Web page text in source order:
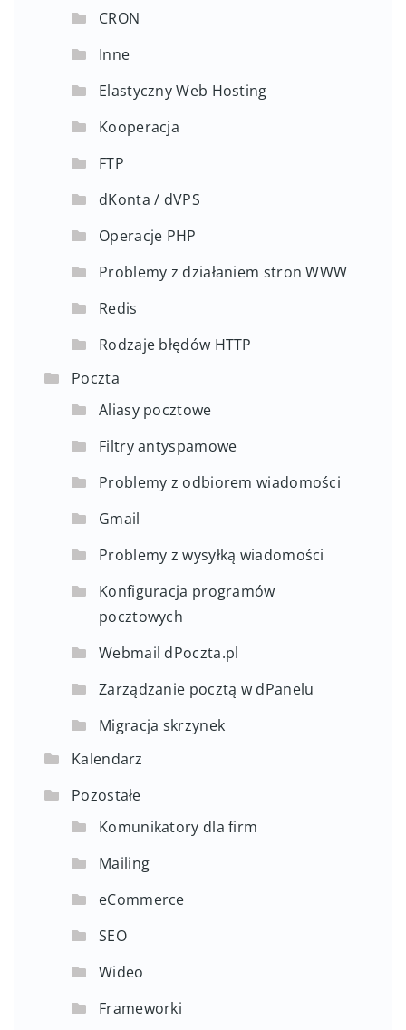
CRON
Inne
Elastyczny Web Hosting
Kooperacja
FTP
dKonta / dVPS
Operacje PHP
Problemy z działaniem stron WWW
Redis
Rodzaje błędów HTTP
Poczta
Aliasy pocztowe
Filtry antyspamowe
Problemy z odbiorem wiadomości
Gmail
Problemy z wysyłką wiadomości
Konfiguracja programów
pocztowych
Webmail dPoczta.pl
Zarządzanie pocztą w dPanelu
Migracja skrzynek
Kalendarz
Pozostałe
Komunikatory dla firm
Mailing
eCommerce
SEO
Wideo
Frameworki